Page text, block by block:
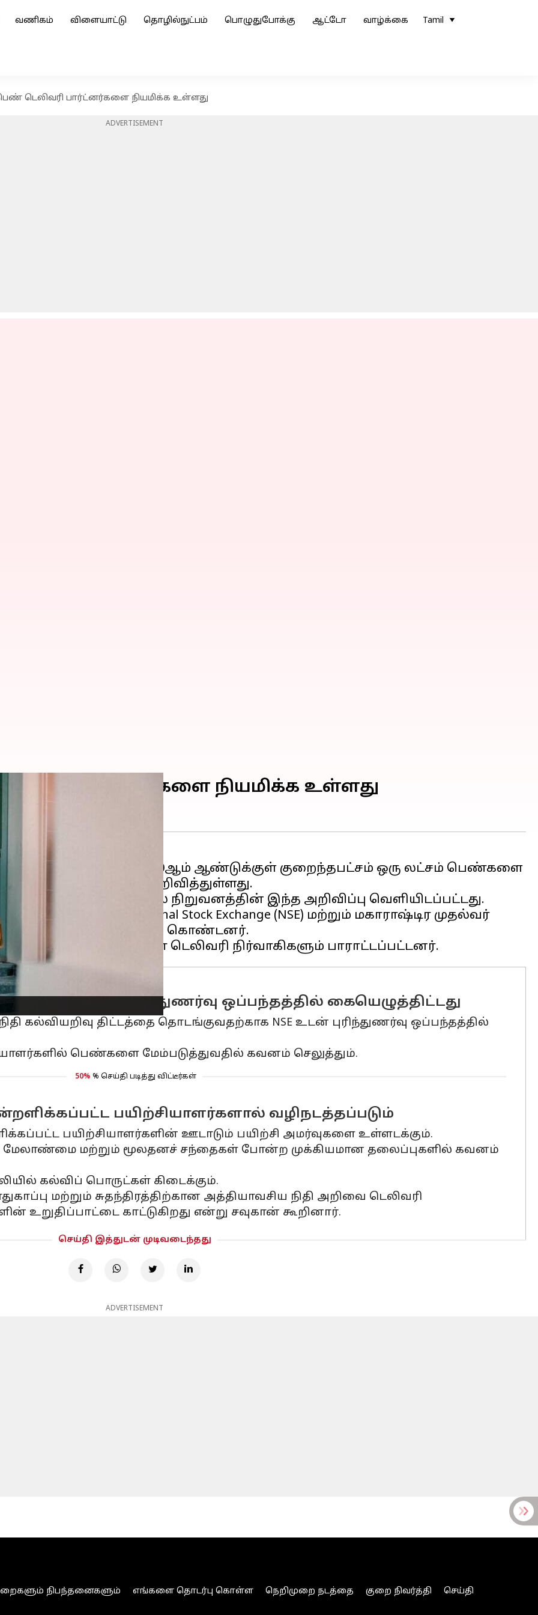
வணிகம் விளையாட்டு தொழில்நுட்பம் பொழுதுபோக்கு ஆட்டோ வாழ்க்கை Tamil
பெண் டெலிவரி பார்ட்னர்களை நியமிக்க உள்ளது
ADVERTISEMENT
டெலிவரி பார்ட்னர்களை நியமிக்க உள்ளது
தளமான
, 2030ஆம் ஆண்டுக்குள் குறைந்தபட்சம் ஒரு லட்சம் பெண்களை
லட்சியத் திட்டத்தை அறிவித்துள்ளது.
கொண்ட ஒரு நிகழ்வில் நிறுவனத்தின் இந்த அறிவிப்பு வெளியிடப்பட்டது.
CEO of National Stock Exchange (NSE) மற்றும் மகாராஷ்டிர முதல்வர்
ஃபட்னாவிஸ் கலந்து கொண்டனர்.
உடன் Swiggy புரிந்துணர்வு ஒப்பந்தத்தில் கையெழுத்திட்டது
கல்வியறிவு திட்டத்தை தொடங்குவதற்காக NSE உடன் புரிந்துணர்வு ஒப்பந்தத்தில்
பெண்களை மேம்படுத்துவதில் கவனம் செலுத்தும்.
50% % செய்தி படித்து விட்டீர்கள்
பயிற்சியாளர்களால் வழிநடத்தப்படும்
பயிற்சியாளர்களின் ஊடாடும் பயிற்சி அமர்வுகளை உள்ளடக்கும்.
மேலாண்மை மற்றும் மூலதனச் சந்தைகள் போன்ற முக்கியமான தலைப்புகளில் கவனம்
கல்விப் பொருட்கள் கிடைக்கும்.
மற்றும் சுதந்திரத்திற்கான அத்தியாவசிய நிதி அறிவை டெலிவரி
உறுதிப்பாட்டை காட்டுகிறது என்று சவுகான் கூறினார்.
செய்தி இத்துடன் முடிவடைந்தது
ADVERTISEMENT
நிபந்தனைகளும் எங்களை தொடர்பு கொள்ள நெறிமுறை நடத்தை குறை நிவர்த்தி
செய்தி